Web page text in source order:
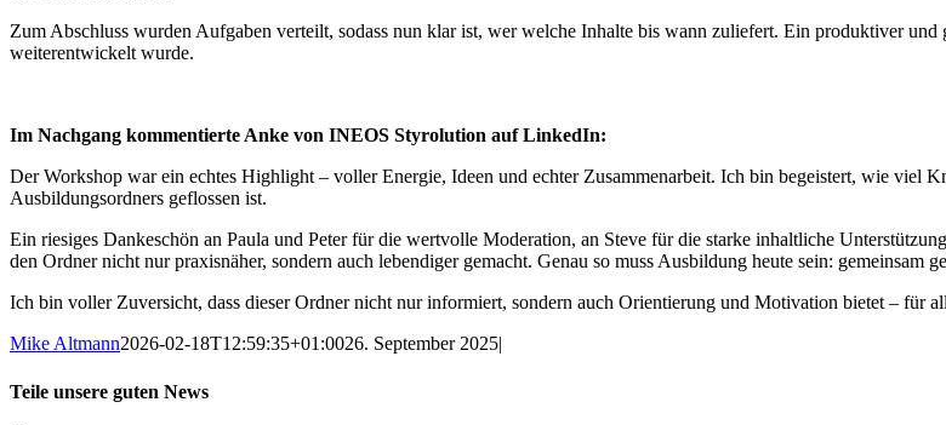
Zum Abschluss wurden Aufgaben verteilt, sodass nun klar ist, wer welche Inhalte bis wann zuliefert. Ein produktiver und
weiterentwickelt wurde.
Im Nachgang kommentierte Anke von INEOS Styrolution auf LinkedIn:
Der Workshop war ein echtes Highlight – voller Energie, Ideen und echter Zusammenarbeit. Ich bin begeistert, wie viel
Ausbildungsordners geflossen ist.
Ein riesiges Dankeschön an Paula und Peter für die wertvolle Moderation, an Steve für die starke inhaltliche
den Ordner nicht nur praxisnäher, sondern auch lebendiger gemacht. Genau so muss Ausbildung heute sein: gemeinsam
Ich bin voller Zuversicht, dass dieser Ordner nicht nur informiert, sondern auch Orientierung und Motivation bietet – für
Mike Altmann2026-02-18T12:59:35+01:0026. September 2025|
Teile unsere guten News